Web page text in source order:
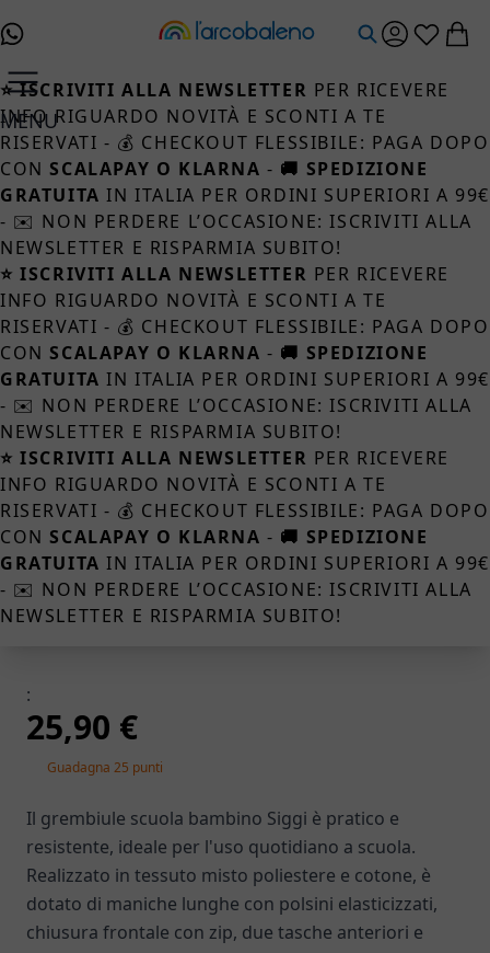
MENU
⭐ ISCRIVITI ALLA NEWSLETTER PER RICEVERE
INFO RIGUARDO NOVITÀ E SCONTI A TE
RISERVATI - 💰 CHECKOUT FLESSIBILE: PAGA DOPO
CON SCALAPAY O KLARNA - 🚚 SPEDIZIONE
GRATUITA IN ITALIA PER ORDINI SUPERIORI A 99€
- ✉️ NON PERDERE L’OCCASIONE: ISCRIVITI ALLA
NEWSLETTER E RISPARMIA SUBITO!
⭐ ISCRIVITI ALLA NEWSLETTER PER RICEVERE
INFO RIGUARDO NOVITÀ E SCONTI A TE
RISERVATI - 💰 CHECKOUT FLESSIBILE: PAGA DOPO
CON SCALAPAY O KLARNA - 🚚 SPEDIZIONE
GRATUITA IN ITALIA PER ORDINI SUPERIORI A 99€
- ✉️ NON PERDERE L’OCCASIONE: ISCRIVITI ALLA
NEWSLETTER E RISPARMIA SUBITO!
⭐ ISCRIVITI ALLA NEWSLETTER PER RICEVERE
INFO RIGUARDO NOVITÀ E SCONTI A TE
RISERVATI - 💰 CHECKOUT FLESSIBILE: PAGA DOPO
CON SCALAPAY O KLARNA - 🚚 SPEDIZIONE
GRATUITA IN ITALIA PER ORDINI SUPERIORI A 99€
- ✉️ NON PERDERE L’OCCASIONE: ISCRIVITI ALLA
NEWSLETTER E RISPARMIA SUBITO!
:
25,90 €
Guadagna 25 punti
Il grembiule scuola bambino Siggi è pratico e
resistente, ideale per l'uso quotidiano a scuola.
Realizzato in tessuto misto poliestere e cotone, è
dotato di maniche lunghe con polsini elasticizzati,
chiusura frontale con zip, due tasche anteriori e